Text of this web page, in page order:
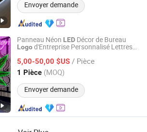
Envoyer demande
Panneau Néon LED Décor de Bureau
Logod'Entreprise Personnalisé Lettres
5,00-50,00 $US / Pièce
1 Pièce (MOQ)
Envoyer demande
Technology Co., Ltd.
Depuis 2026